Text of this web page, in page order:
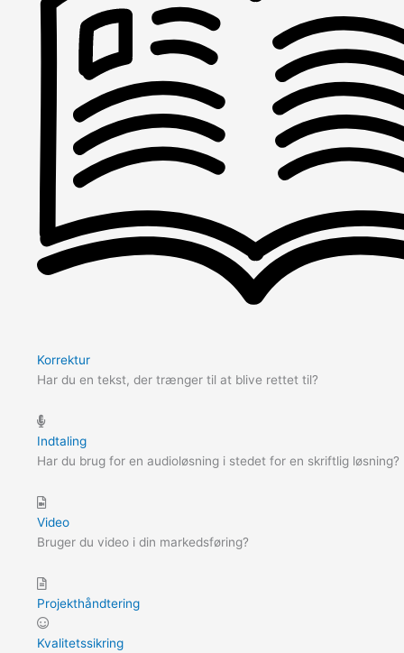
Korrektur
Har du en tekst, der trænger til at blive rettet til?
Indtaling
Har du brug for en audioløsning i stedet for en skriftlig løsning?
Video
Bruger du video i din markedsføring?
Projekthåndtering
Kvalitetssikring